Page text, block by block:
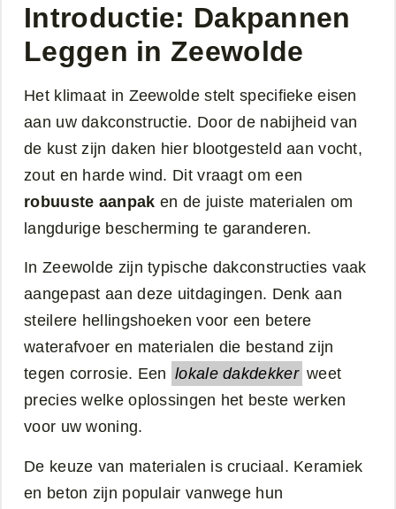
Introductie: Dakpannen
Leggen in Zeewolde
Het klimaat in Zeewolde stelt specifieke eisen
aan uw dakconstructie. Door de nabijheid van
de kust zijn daken hier blootgesteld aan vocht,
zout en harde wind. Dit vraagt om een
robuuste aanpak en de juiste materialen om
langdurige bescherming te garanderen.
In Zeewolde zijn typische dakconstructies vaak
aangepast aan deze uitdagingen. Denk aan
steilere hellingshoeken voor een betere
waterafvoer en materialen die bestand zijn
tegen corrosie. Een lokale dakdekker weet
precies welke oplossingen het beste werken
voor uw woning.
De keuze van materialen is cruciaal. Keramiek
en beton zijn populair vanwege hun